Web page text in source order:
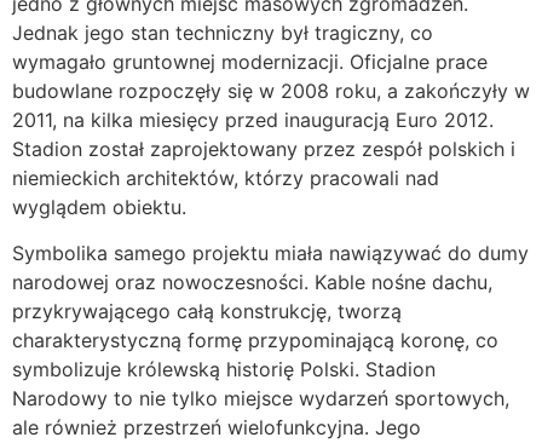
Jednak jego stan techniczny był tragiczny, co
wymagało gruntownej modernizacji. Oficjalne prace
budowlane rozpoczęły się w 2008 roku, a zakończyły w
2011, na kilka miesięcy przed inauguracją Euro 2012.
Stadion został zaprojektowany przez zespół polskich i
niemieckich architektów, którzy pracowali nad
wyglądem obiektu.
Symbolika samego projektu miała nawiązywać do dumy
narodowej oraz nowoczesności. Kable nośne dachu,
przykrywającego całą konstrukcję, tworzą
charakterystyczną formę przypominającą koronę, co
symbolizuje królewską historię Polski. Stadion
Narodowy to nie tylko miejsce wydarzeń sportowych,
ale również przestrzeń wielofunkcyjna. Jego